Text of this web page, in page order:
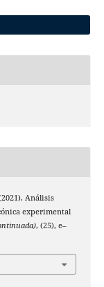
Análisis
experimental
, (25), e–